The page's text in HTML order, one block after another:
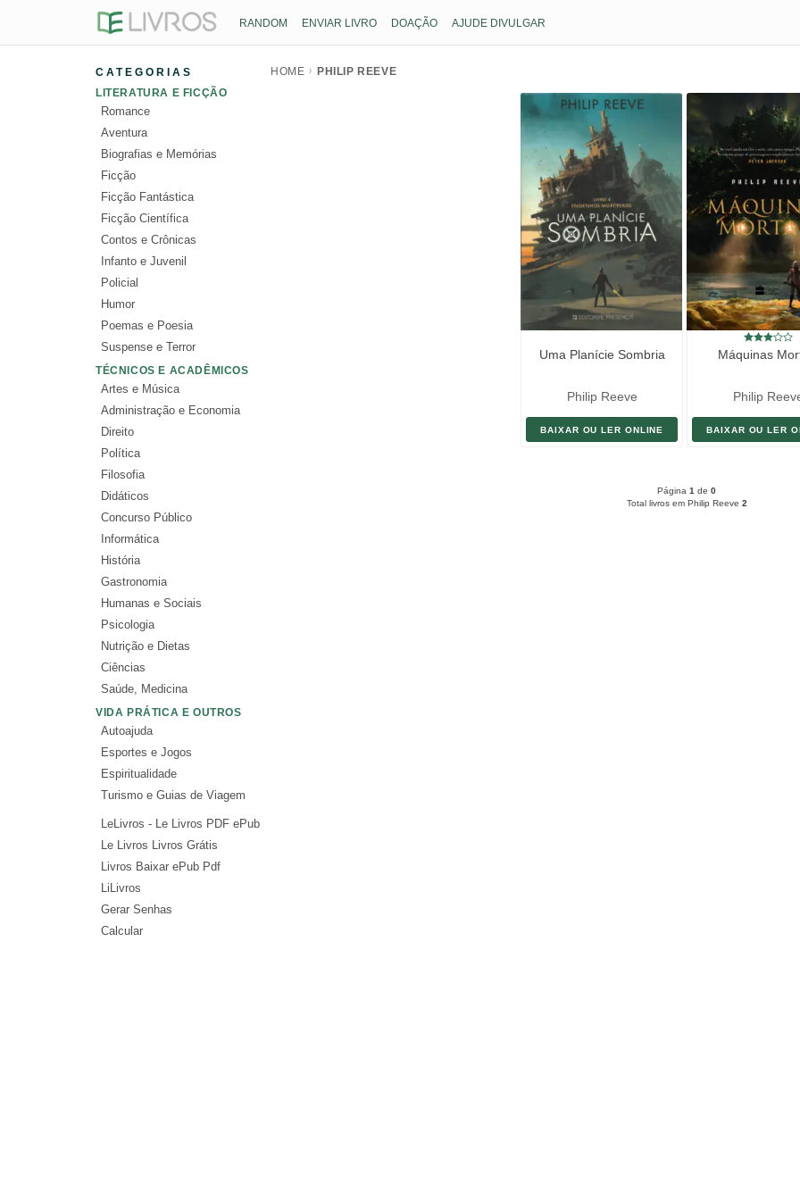
RANDOM ENVIAR LIVRO DOAÇÃO AJUDE DIVULGAR
CATEGORIAS
LITERATURA E FICÇÃO
Romance
Aventura
Biografias e Memórias
Ficção
Ficção Fantástica
Ficção Científica
Contos e Crônicas
Infanto e Juvenil
Policial
Humor
Poemas e Poesia
Suspense e Terror
TÉCNICOS E ACADÊMICOS
Artes e Música
Administração e Economia
Direito
Política
Filosofia
Didáticos
Concurso Público
Informática
História
Gastronomia
Humanas e Sociais
Psicologia
Nutrição e Dietas
Ciências
Saúde, Medicina
VIDA PRÁTICA E OUTROS
Autoajuda
Esportes e Jogos
Espiritualidade
Turismo e Guias de Viagem
LeLivros - Le Livros PDF ePub
Le Livros Livros Grátis
Livros Baixar ePub Pdf
LiLivros
Gerar Senhas
Calcular
HOME PHILIP REEVE
Uma Planície Sombria
Philip Reeve
BAIXAR OU LER ONLINE
Máquinas
Philip
BAIXAR OU LER
Página1 de0
Total livros em Philip Reeve 2